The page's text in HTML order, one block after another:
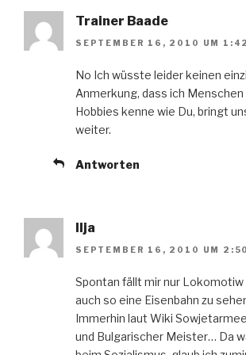
Trainer Baade
SEPTEMBER 16, 2010 UM
No Ich wüsste leider keinen
Anmerkung, dass ich
Hobbies kenne wie Du, bringt
weiter.
Antworten
Ilja
SEPTEMBER 16, 2010 UM
Spontan fällt mir nur Lokomotiw
auch so eine Eisenbahn zu
Immerhin laut Wiki
und Bulgarischer Meister… Da